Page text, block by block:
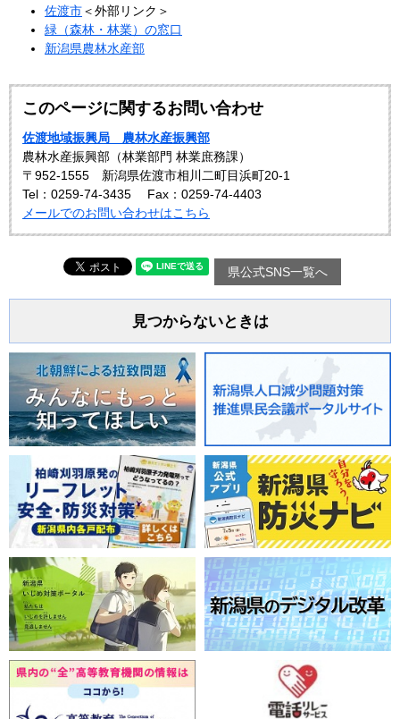
佐渡市＜外部リンク＞
緑（森林・林業）の窓口
新潟県農林水産部
このページに関するお問い合わせ
佐渡地域振興局 農林水産振興部
農林水産振興部（林業部門 林業庶務課）
〒952-1555 新潟県佐渡市相川二町目浜町20-1
Tel：0259-74-3435
Fax：0259-74-4403
メールでのお問い合わせはこちら
県公式SNS一覧へ
見つからないときは